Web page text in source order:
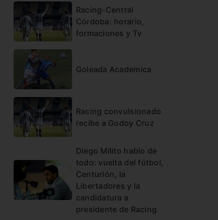
Racing-Central
Córdoba: horario,
formaciones y Tv
Goleada Academica
Racing convulsionado
recibe a Godoy Cruz
Diego Milito hablo de
todo: vuelta del fútbol,
Centurión, la
Libertadores y la
candidatura a
presidente de Racing